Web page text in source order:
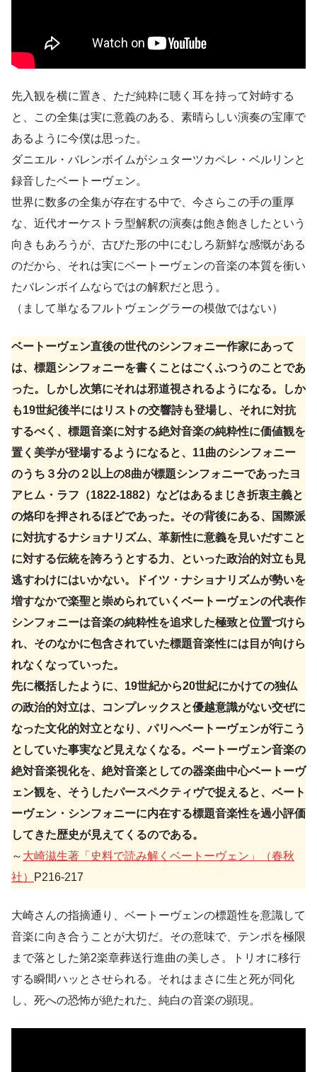
先入観を横に置き、ただ純粋に聴く耳を持って対峙する
と、この全集は実に意義のある、素晴らしい演奏の宝庫で
あるように今僕は思った。
ダニエル・バレンボイムがシュターツカペレ・ベルリンと
録音したベートーヴェン。
世界に数多の全集が存在する中で、今さらこの手の重厚
な、近代オーケストラ型解釈の演奏は飽き飽きしたという
向きもあろうが、古びた形の中にむしろ新鮮な感慨がある
のだから、それは実にベートーヴェンの音楽の本質を衝い
たバレンボイムならではの解釈だと思う。
（まして単なるフルトヴェングラーの模倣ではない）
ベートーヴェン直後の世代のシンフォニー作家にあって
は、標題シンフォニーを書くことはごくふつうのことであ
った。しかし次第にそれは邪道視されるようになる。しか
も19世紀後半にはリストの交響詩も登場し、それに対抗
するべく、標題音楽に対する絶対音楽の純粋性に価値観を
置く美学が登場するようになると、11曲のシンフォニー
のうち３分の２以上の8曲が標題シンフォニーであったヨ
アヒム・ラフ（1822-1882）などはあるまじき折衷主義と
の烙印を押されるほどであった。その背後にある、国際派
に対抗するナショナリズム、革新性に意義を見いだすこと
に対する伝統を誇ろうとする力、といった政治的対立も見
逃すわけにはいかない。ドイツ・ナショナリズムが勢いを
増すなかで楽聖と崇められていくベートーヴェンの代表作
シンフォニーは音楽の純粋性を追求した極致と位置づけら
れ、そのなかに包含されていた標題音楽性には目が向けら
れなくなっていった。
先に概括したように、19世紀から20世紀にかけての独仏
の政治的対立は、コンプレックスと優越意識がない交ぜに
なった文化的対立となり、パリへベートーヴェンが行こう
としていた事実など見えなくなる。ベートーヴェン音楽の
絶対音楽視化を、絶対音楽としての器楽曲中心ベートーヴ
ェン観を、そうしたパースペクティヴで捉えると、ベート
ーヴェン・シンフォニーに内在する標題音楽性を過小評価
してきた歴史が見えてくるのである。
～ 大崎滋生著「史料で読み解くベートーヴェン」（春秋
社）
P216-217
大崎さんの指摘通り、ベートーヴェンの標題性を意識して
音楽に向き合うことが大切だ。その意味で、テンポを極限
まで落とした第2楽章葬送行進曲の美しさ。トリオに移行
する瞬間ハッとさせられる。それはまさに生と死が同化
し、死への恐怖が絶たれた、純白の音楽の顕現。